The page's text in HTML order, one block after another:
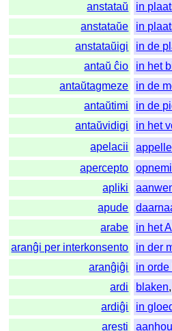
anstataŭ
in
anstataŭe
in
anstataŭigi
in de
antaŭ ĉio
in het
antaŭtagmeze
in de
antaŭtimi
in de
antaŭvidigi
in het
apelacii
apercepto
apliki
apude
arabe
in het
aranĝi per interkonsento
in der
aranĝiĝi
in orde
ardi
blaken
ardiĝi
in
aresti